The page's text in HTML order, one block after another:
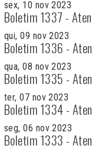
sex, 10 nov 2023
Boletim 1337 -
qui, 09 nov 2023
Boletim 1336 -
qua, 08 nov 2023
Boletim 1335 -
ter, 07 nov 2023
Boletim 1334 -
seg, 06 nov 2023
Boletim 1333 -